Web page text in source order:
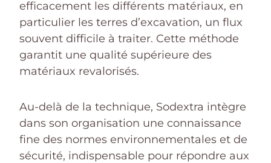
efficacement les différents matériaux, en
particulier les terres d’excavation, un flux
souvent difficile à traiter. Cette méthode
garantit une qualité supérieure des
matériaux revalorisés.
Au-delà de la technique, Sodextra intègre
dans son organisation une connaissance
fine des normes environnementales et de
sécurité, indispensable pour répondre aux